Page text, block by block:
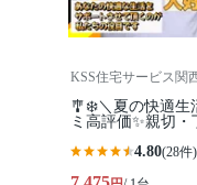
KSS住宅サービス関
🎐❄️＼夏の快適生
ミ高評価✨親切
4.80(28件)